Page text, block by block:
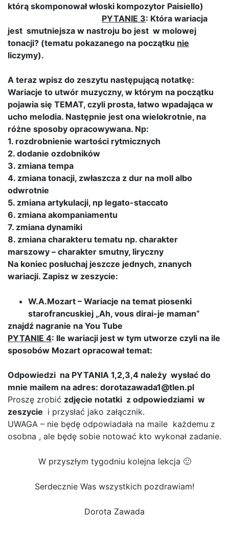
którą skomponował włoski kompozytor Paisiello)
PYTANIE 3: Która wariacja
jest smutniejsza w nastroju bo jest w molowej
tonacji? (tematu pokazanego na początku nie
liczymy).
A teraz wpisz do zeszytu następującą notatkę:
Wariacje to utwór muzyczny, w którym na początku
pojawia się TEMAT, czyli prosta, łatwo wpadająca w
ucho melodia. Następnie jest ona wielokrotnie, na
różne sposoby opracowywana. Np:
1. rozdrobnienie wartości rytmicznych
2. dodanie ozdobników
3. zmiana tempa
4. zmiana tonacji, zwłaszcza z dur na moll albo
odwrotnie
5. zmiana artykulacji, np legato-staccato
6. zmiana akompaniamentu
7. zmiana dynamiki
8. zmiana charakteru tematu np. charakter
marszowy – charakter smutny, liryczny
Na koniec posłuchaj jeszcze jednych, znanych
wariacji. Zapisz w zeszycie:
W.A.Mozart – Wariacje na temat piosenki
starofrancuskiej „Ah, vous dirai-je maman”
znajdź nagranie na You Tube
PYTANIE 4: Ile wariacji jest w tym utworze czyli na ile
sposobów Mozart opracował temat:
Odpowiedzi na PYTANIA 1,2,3,4 należy wysłać do
mnie mailem na adres: dorotazawada1@tlen.pl
Proszę zrobić zdjęcie notatki z odpowiedziami w
zeszycie i przysłać jako załącznik.
UWAGA – nie będę odpowiadała na maile każdemu z
osobna , ale będę sobie notować kto wykonał zadanie.
W przyszłym tygodniu kolejna lekcja 🙂
Serdecznie Was wszystkich pozdrawiam!
Dorota Zawada